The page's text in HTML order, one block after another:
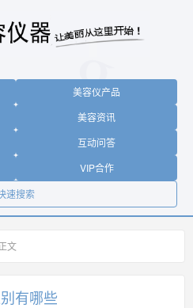
美容仪产品
美容资讯
互动问答
VIP合作
速搜索
文
有哪些